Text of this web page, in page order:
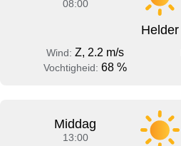
08:00
Helder
Wind: Z, 2.2 m/s
Vochtigheid: 68 %
Middag
13:00